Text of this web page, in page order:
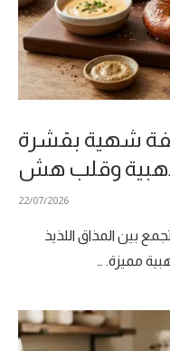
شهية بقشرة
وقلب هش
22/07/2026
بين المذاق اللذيذ
مميزة. …